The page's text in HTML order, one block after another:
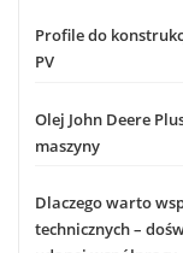
Profile do
PV
Olej John Deere
maszyny
Dlaczego warto
technicznych –